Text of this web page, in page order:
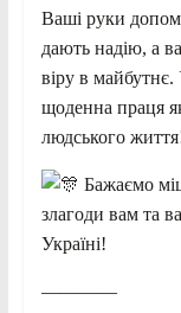
Ваші руки
дають надію, а
віру в майбутнє.
щоденна праця
людського
Бажаємо
злагоди вам та
Україні!
————